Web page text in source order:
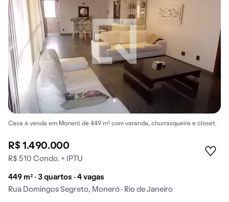
Casa à venda em Moneró de 449 m² com varanda, churrasqueira e closet.
R$ 1.490.000
R$ 510 Condo. + IPTU
449 m² · 3 quartos · 4 vagas
Rua Domingos Segreto, Moneró · Rio de Janeiro